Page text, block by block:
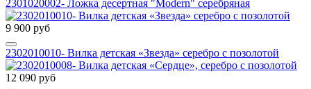
2301020002- Ложка десертная "Modern" серебряная
9 900 руб
2302010010- Вилка детская «Звезда» серебро с позолотой
12 090 руб